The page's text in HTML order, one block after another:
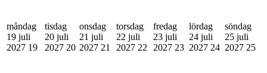
måndag
19 juli
2027 19
tisdag
20 juli
2027 20
onsdag
21 juli
2027 21
torsdag
22 juli
2027 22
fredag
23 juli
2027 23
lördag
24 juli
2027 24
söndag
25 juli
2027 25